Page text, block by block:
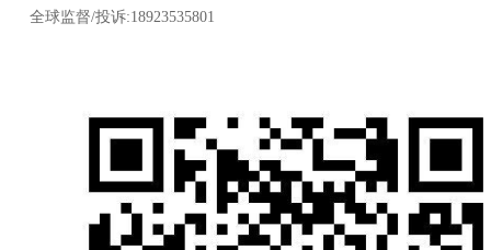
全球监督/投诉:18923535801